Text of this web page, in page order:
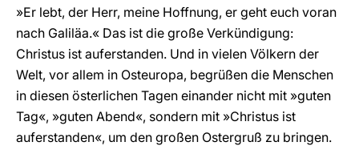
»Er lebt, der Herr, meine Hoffnung, er geht euch voran
nach Galiläa.« Das ist die große Verkündigung:
Christus ist auferstanden. Und in vielen Völkern der
Welt, vor allem in Osteuropa, begrüßen die Menschen
in diesen österlichen Tagen einander nicht mit »guten
Tag«, »guten Abend«, sondern mit »Christus ist
auferstanden«, um den großen Ostergruß zu bringen.